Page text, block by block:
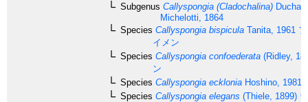
Subgenus Callyspongia (Cladochalina)
Michelotti, 1864
Species Callyspongia bispicula Tanita, 1961
イメン
Species Callyspongia confoederata (Ridley,
ン
Species Callyspongia ecklonia Hoshino, 1981
Species Callyspongia elegans (Thiele, 1899)